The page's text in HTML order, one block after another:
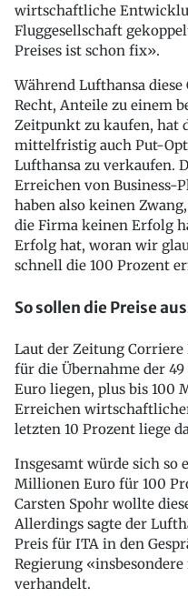
wirtschaftliche
Fluggesellschaft
Preises ist schon fix».
Während Lufthansa
Recht, Anteile zu einem
Zeitpunkt zu kaufen, hat
mittelfristig auch Put-
Lufthansa zu verkaufen.
Erreichen von Business-
haben also keinen
die Firma keinen Erfolg
Erfolg hat, woran wir
schnell die 100 Prozent
So sollen die Preise
Laut der Zeitung Corriere
für die Übernahme der
Euro liegen, plus bis 100
Erreichen
letzten 10 Prozent liege
Insgesamt würde sich so
Millionen Euro für 100
Carsten Spohr wollte
Allerdings sagte der
Preis für ITA in den
Regierung
verhandelt.